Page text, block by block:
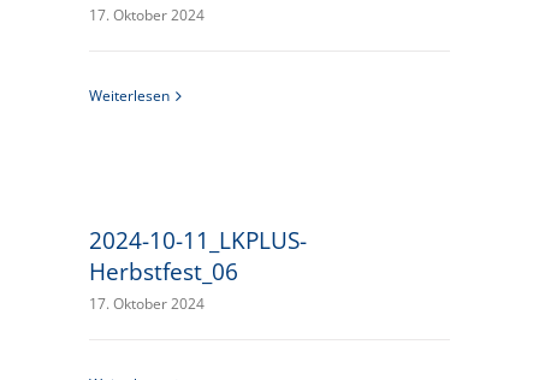
17. Oktober 2024
Weiterlesen
2024-10-11_LKPLUS-
Herbstfest_06
17. Oktober 2024